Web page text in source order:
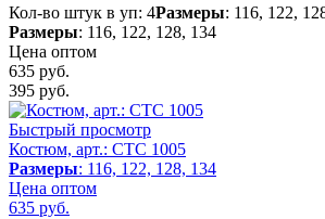
Кол-во штук в уп: 4Размеры: 116, 122,
Размеры: 116, 122, 128, 134
Цена оптом
635 руб.
395 руб.
Быстрый просмотр
Костюм, арт.: CTC 1005
Размеры: 116, 122, 128, 134
Цена оптом
635 руб.